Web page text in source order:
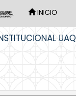
INICIO
UAQ